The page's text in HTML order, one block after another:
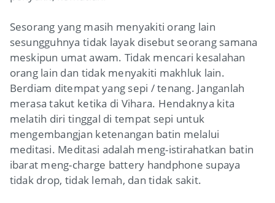
Sesorang yang masih menyakiti orang lain
sesungguhnya tidak layak disebut seorang samana
meskipun umat awam. Tidak mencari kesalahan
orang lain dan tidak menyakiti makhluk lain.
Berdiam ditempat yang sepi / tenang. Janganlah
merasa takut ketika di Vihara. Hendaknya kita
melatih diri tinggal di tempat sepi untuk
mengembangjan ketenangan batin melalui
meditasi. Meditasi adalah meng-istirahatkan batin
ibarat meng-charge battery handphone supaya
tidak drop, tidak lemah, dan tidak sakit.